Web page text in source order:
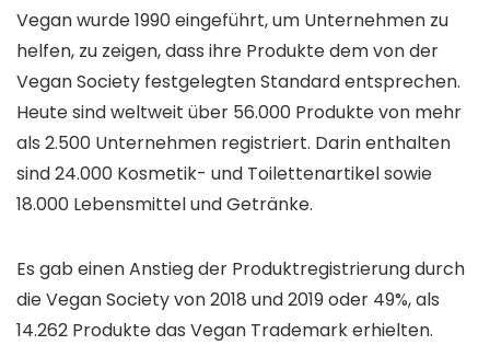
Vegan wurde 1990 eingeführt, um Unternehmen zu
helfen, zu zeigen, dass ihre Produkte dem von der
Vegan Society festgelegten Standard entsprechen.
Heute sind weltweit über 56.000 Produkte von mehr
als 2.500 Unternehmen registriert. Darin enthalten
sind 24.000 Kosmetik- und Toilettenartikel sowie
18.000 Lebensmittel und Getränke.
Es gab einen Anstieg der Produktregistrierung durch
die Vegan Society von 2018 und 2019 oder 49%, als
14.262 Produkte das Vegan Trademark erhielten.